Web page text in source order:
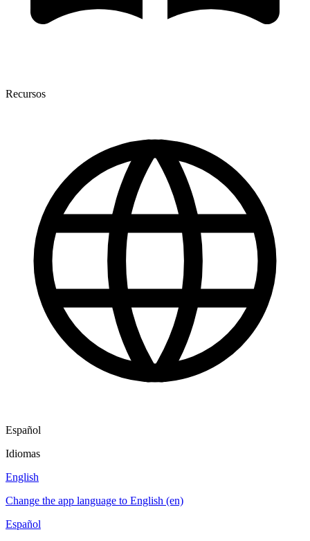
Recursos
Español
Idiomas
English
Change the app language to English (en)
Español